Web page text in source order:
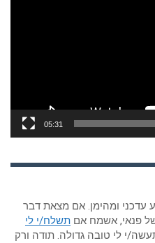
05:31
ומהימן. אם מצאת דבר
פנאי, אשמח אםתשלח/י לי
י לי טובה גדולה. תודה ורק